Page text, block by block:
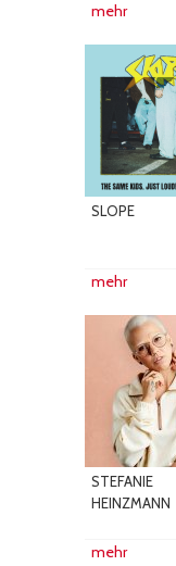
mehr
SLOPE
mehr
STEFANIE
HEINZMANN
mehr